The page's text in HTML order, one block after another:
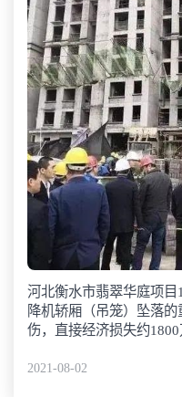
河北衡水市翡翠华庭项
降机轿厢（吊笼）坠落
伤，直接经济损失约1800
2021-08-02